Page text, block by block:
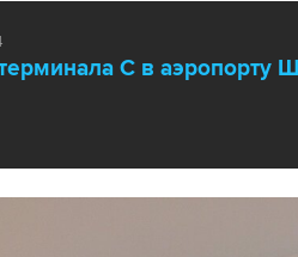
С в аэропорту